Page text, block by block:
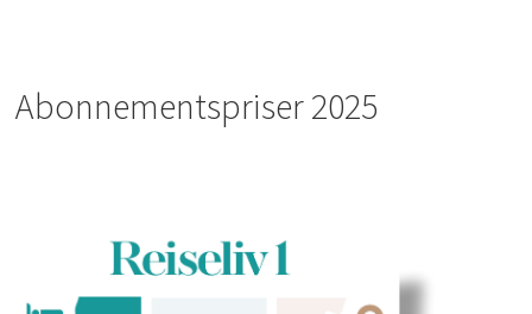
Abonnementspriser
Abonnementspriser 2025